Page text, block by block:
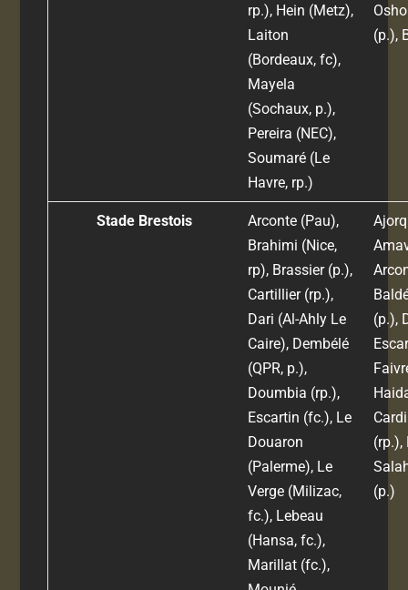
rp.), Hein (Metz),
Laiton
(Bordeaux, fc),
Mayela
(Sochaux, p.),
Pereira (NEC),
Soumaré (Le
Havre, rp.)
(p.),
Stade Brestois
Arconte (Pau),
Brahimi (Nice,
rp), Brassier (p.),
Cartillier (rp.),
Dari (Al-Ahly Le
Caire), Dembélé
(QPR, p.),
Doumbia (rp.),
Escartin (fc.), Le
Douaron
(Palerme), Le
Verge (Milizac,
fc.), Lebeau
(Hansa, fc.),
Marillat (fc.),
(p.),
(rp.),
(p.)